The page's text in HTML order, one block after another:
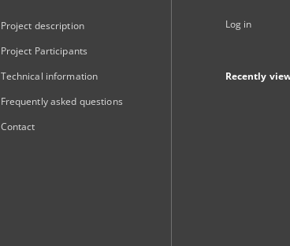
Project description
Project Participants
Technical information
Frequently asked questions
Contact
Log in
Recently